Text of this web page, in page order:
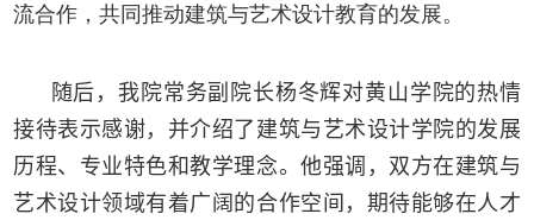
流合作，共同推动建筑与艺术设计教育的发展。
随后，我院常务副院长杨冬辉对黄山学院的热情
接待表示感谢，并介绍了建筑与艺术设计学院的发展
历程、专业特色和教学理念。他强调，双方在建筑与
艺术设计领域有着广阔的合作空间，期待能够在人才